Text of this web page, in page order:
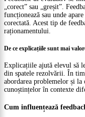
„corect” sau „greșit”.
funcționează sau unde
corectată. Acest tip de
raționamentului.
De ce explicațiile sunt mai
Explicațiile ajută elevul să
din spatele rezolvării. În
abordarea problemelor și la
cunoștințelor în contexte
Cum influențează